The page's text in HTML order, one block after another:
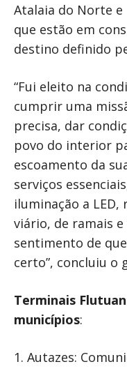
Atalaia do Norte e
que estão em
destino definido
“Fui eleito na
cumprir uma
precisa, dar
povo do interior
escoamento da
serviços
iluminação a
viário, de ramais
sentimento de
certo”, concluiu o
Terminais
municípios:
1. Autazes: